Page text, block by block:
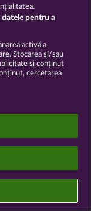
fel orice viitor
cu bani reali.
pentru a
activă a
Stocarea și/sau
și conținut
cercetarea